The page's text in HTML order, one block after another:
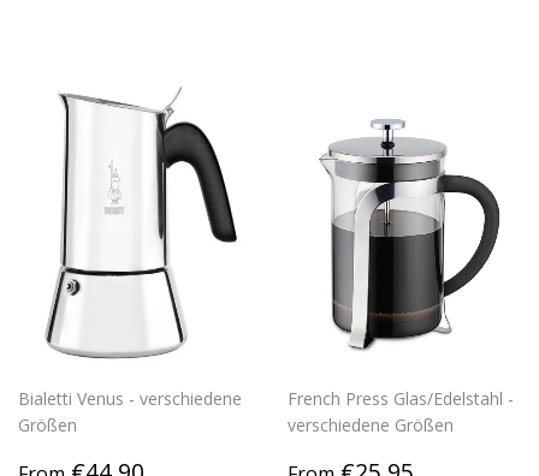
Bialetti Venus - verschiedene
Größen
French Press Glas/Edelstahl -
verschiedene Größen